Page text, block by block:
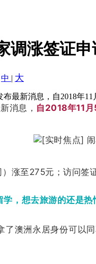
涨签证申
中 | 大
最新消息，自2018年
消息， 自2018年11月
涨至275元；访问
，想去旅游的还是
澳洲永居身份可以